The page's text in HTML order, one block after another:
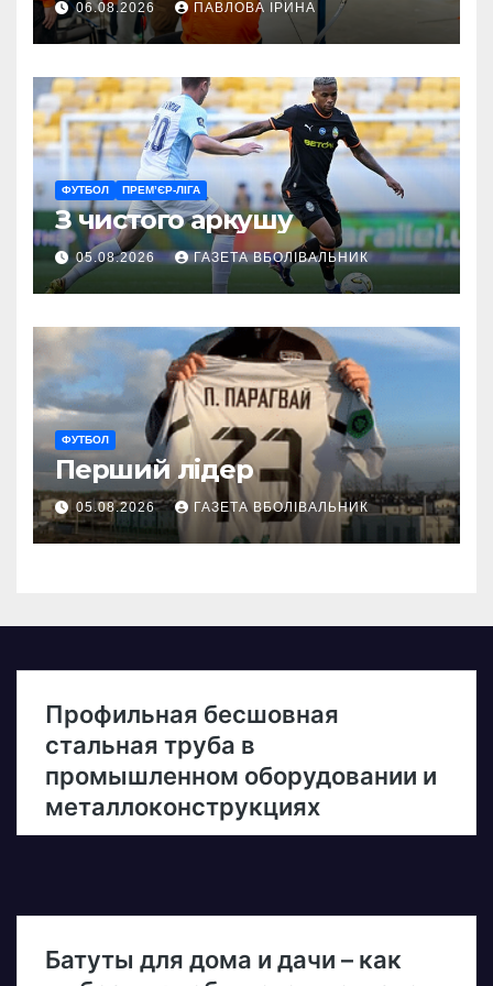
ГАРТ 2026 – як долучитися
ветеранам
06.08.2026 ПАВЛОВА ІРИНА
ФУТБОЛ ПРЕМ’ЄР-ЛІГА
З чистого аркушу
05.08.2026 ГАЗЕТА ВБОЛІВАЛЬНИК
ФУТБОЛ
Перший лідер
05.08.2026 ГАЗЕТА ВБОЛІВАЛЬНИК